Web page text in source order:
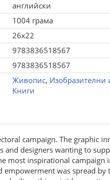
английски
1004 грама
26x22
9783836518567
9783836518567
Живопис, Изобразителни
Книги
campaign. The graphic
designers wanting to
most inspirational
empowerment was spread